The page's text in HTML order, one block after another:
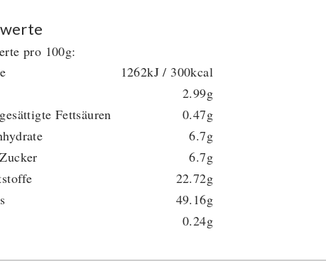
pro 100g:
1262kJ / 300kcal
2.99g
Fettsäuren
0.47g
6.7g
6.7g
22.72g
49.16g
0.24g